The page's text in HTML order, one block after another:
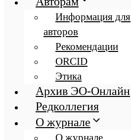
Информация для
авторов
Рекомендации
ORCID
Этика
Архив ЭО-Онлайн
Редколлегия
О журнале
О журнале